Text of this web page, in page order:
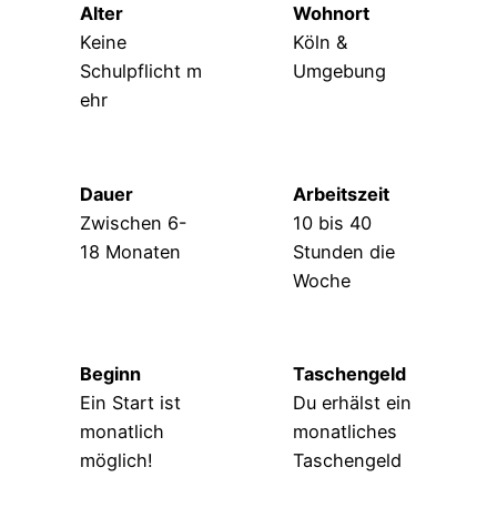
Alter
Keine
Schulpflicht m
ehr
Wohnort
Köln &
Umgebung
Dauer
Zwischen 6-
18 Monaten
Arbeitszeit
10 bis 40
Stunden die
Woche
Beginn
Ein Start ist
monatlich
möglich!
Taschengeld
Du erhälst ein
monatliches
Taschengeld